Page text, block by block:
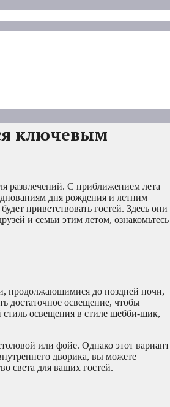
ключевым
развлечений. С приближением лета
дня рождения и летним
приветствовать гостей. Здесь они
и семьи этим летом, ознакомьтесь
продолжающимися до поздней ночи,
достаточное освещение, чтобы
освещения в стиле шебби-шик,
или фойе. Однако этот вариант
дворика, вы можете
света для ваших гостей.